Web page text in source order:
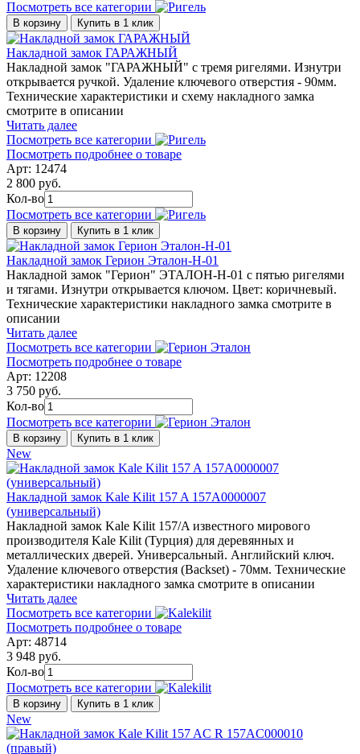
Посмотреть все категории
В корзину Купить в 1 клик
Накладной замок ГАРАЖНЫЙ
Накладной замок "ГАРАЖНЫЙ" с тремя ригелями. Изнутри
открывается ручкой. Удаление ключевого отверстия - 90мм.
Технические характеристики и схему накладного замка
смотрите в описании
Читать далее
Посмотреть все категории
Посмотреть подробнее о товаре
Арт: 12474
2 800 руб.
Кол-во
Посмотреть все категории
В корзину Купить в 1 клик
Накладной замок Герион Эталон-Н-01
Накладной замок "Герион" ЭТАЛОН-Н-01 с пятью ригелями
и тягами. Изнутри открывается ключом. Цвет: коричневый.
Технические характеристики накладного замка смотрите в
описании
Читать далее
Посмотреть все категории
Посмотреть подробнее о товаре
Арт: 12208
3 750 руб.
Кол-во
Посмотреть все категории
В корзину Купить в 1 клик
New
Накладной замок Kale Kilit 157 A 157A0000007
(универсальный)
Накладной замок Kale Kilit 157/A известного мирового
производителя Kale Kilit (Турция) для деревянных и
металлических дверей. Универсальный. Английский ключ.
Удаление ключевого отверстия (Backset) - 70мм. Технические
характеристики накладного замка смотрите в описании
Читать далее
Посмотреть все категории
Посмотреть подробнее о товаре
Арт: 48714
3 948 руб.
Кол-во
Посмотреть все категории
В корзину Купить в 1 клик
New